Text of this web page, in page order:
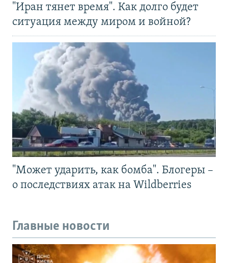
"Иран тянет время". Как долго будет
ситуация между миром и войной?
"Может ударить, как бомба". Блогеры –
о последствиях атак на Wildberries
Главные новости